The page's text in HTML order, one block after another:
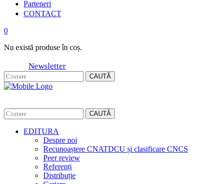
Parteneri
CONTACT
0
Nu există produse în coș.
Newsletter
CAUTĂ
CAUTĂ
EDITURA
Despre noi
Recunoaștere CNATDCU și clasificare CNCS
Peer review
Referenți
Distribuție